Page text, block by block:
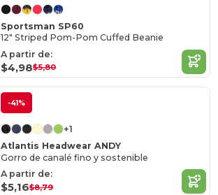
Sportsman SP60
12" Striped Pom-Pom Cuffed Beanie
A partir de:
$4,98$5,80
-41%
+1
Atlantis Headwear ANDY
Gorro de canalé fino y sostenible
A partir de:
$5,16$8,79